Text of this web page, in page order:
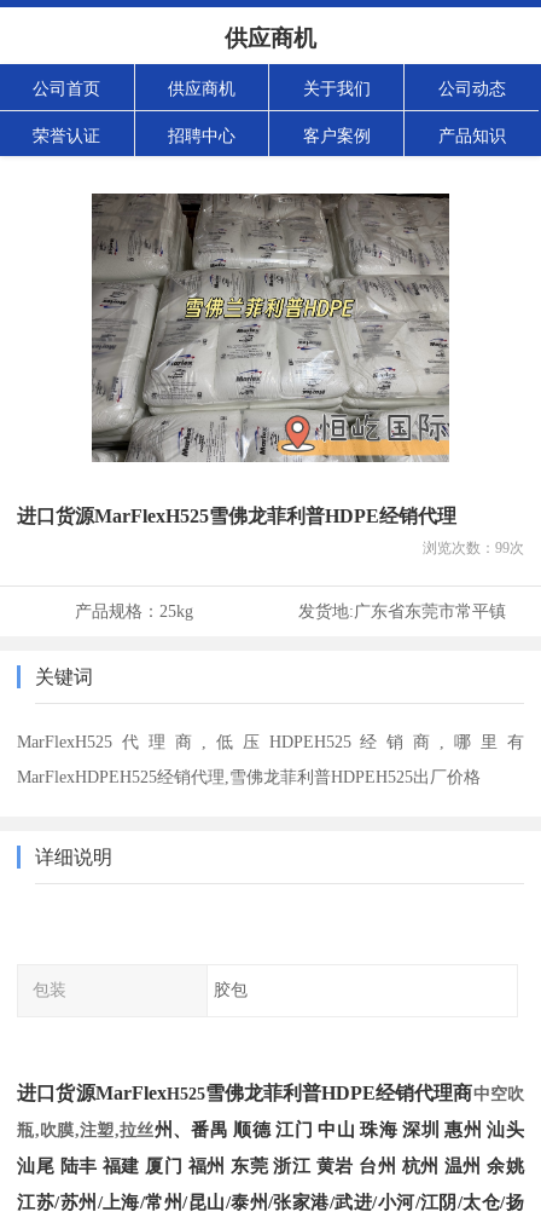
供应商机
公司首页 供应商机 关于我们 公司动态
荣誉认证 招聘中心 客户案例 产品知识
进口货源MarFlexH525雪佛龙菲利普HDPE经销代理
浏览次数： 99次
产品规格： 25kg 发货地:广东省东莞市常平镇
关键词
MarFlexH525代理商,低压HDPEH525经销商,哪里有
MarFlexHDPEH525经销代理,雪佛龙菲利普HDPEH525出厂价格
详细说明
包装 胶包
进口货源MarFlexH525雪佛龙菲利普HDPE经销代理商中空吹
瓶,吹膜,注塑,拉丝州、番禺 顺德 江门 中山 珠海 深圳 惠州 汕头
汕尾 陆丰 福建 厦门 福州 东莞 浙江 黄岩 台州 杭州 温州 余姚
江苏/苏州/上海/常州/昆山/泰州/张家港/武进/小河/江阴/太仓/扬